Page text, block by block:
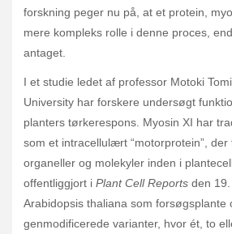
forskning peger nu på, at et protein,
mere kompleks rolle i denne proces,
antaget.
I et studie ledet af professor Motoki
University har forskere undersøgt
planters tørkerespons. Myosin XI har
som et intracellulært “motorprotein”,
organeller og molekyler inden i
offentliggjort i Plant Cell Reports den
Arabidopsis thaliana som forsøgsplante
genmodificerede varianter, hvor ét, to